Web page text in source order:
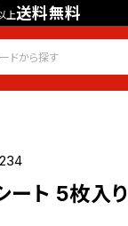
上送料無料
会員登録 ログイン
ート 5枚入り